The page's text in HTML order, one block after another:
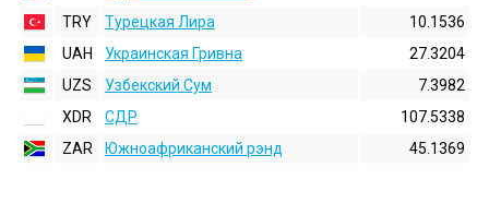
TRY
Турецкая Лира
10.1536
UAH
Украинская Гривна
27.3204
UZS
Узбекский Сум
7.3982
XDR
СДР
107.5338
ZAR
Южноафриканский рэнд 45.1369